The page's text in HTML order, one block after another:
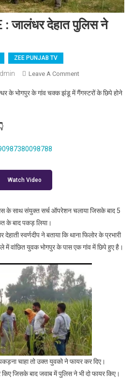
: जालंधर देहात पुलिस ने
ZEE PUNJAB TV
Leave A CommentOn भोगपुर
देहात पुलिस ने पकड़े
के भोगपुर के गांव चक्क झंडू में गैंगस्टरों के छिपे होने
Watch Video
के साथ संयुक्त सर्च ऑपरेशन चलाया जिसके बाद 5
के बाद पकड़ लिया।
स्वर्णदीप ने बताया कि थाना फिलोर के प्रभारी
में वांछित युवक भोगपुर के पास एक गांव में छिपे हुए है।
चाहा तो उक्त युवको ने फायर कर दिए।
जिसके बाद जवाब में पुलिस ने भी दो फायर किए।